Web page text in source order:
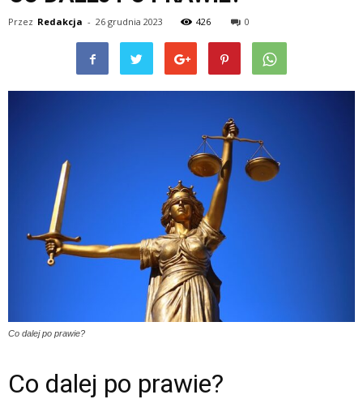
Przez Redakcja - 26 grudnia 2023 426 0
Co dalej po prawie?
Co dalej po prawie?